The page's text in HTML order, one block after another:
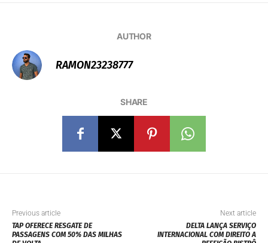
AUTHOR
RAMON23238777
SHARE
Previous article
TAP OFERECE RESGATE DE
PASSAGENS COM 50% DAS MILHAS
Next article
DELTA LANÇA SERVIÇO
INTERNACIONAL COM DIREITO A